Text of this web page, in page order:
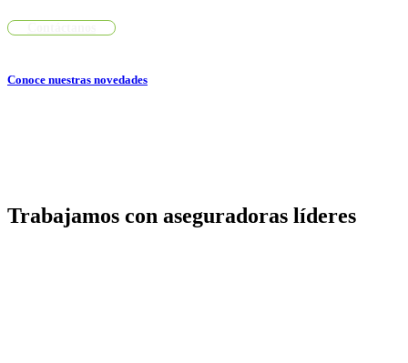
Conoce nuestras novedades
Trabajamos con aseguradoras líderes